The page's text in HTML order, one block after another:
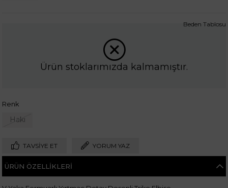
Ürün stoklarımızda kalmamıştır.
Renk
Haki
Beden Tablosu
TAVSIYE ET YORUM YAZ
ÜRÜN ÖZELLIKLERI